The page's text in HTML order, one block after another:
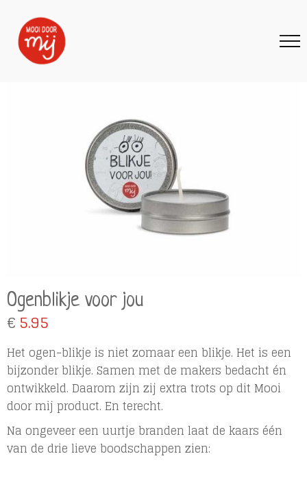
Ogenblikje voor jou
€ 5.95
Het ogen-blikje is niet zomaar een blikje. Het is een
bijzonder blikje. Samen met de makers bedacht én
ontwikkeld. Daarom zijn zij extra trots op dit Mooi
door mij product. En terecht.
Na ongeveer een uurtje branden laat de kaars één
van de drie lieve boodschappen zien: